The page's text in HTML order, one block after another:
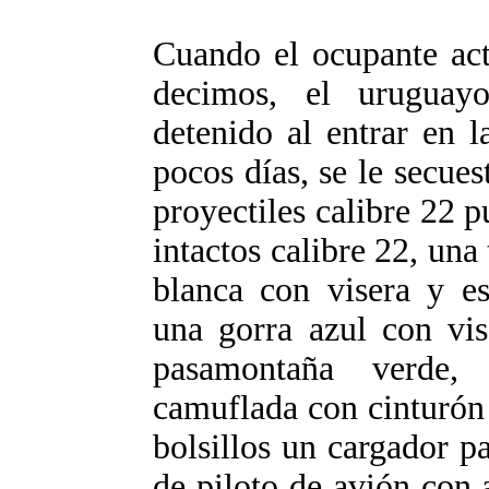
Cuando el ocupante
decimos, el
detenido al entrar en
pocos días, se le
proyectiles calibre 22
intactos calibre 22,
blanca con visera y
una gorra azul con
pasamontaña
camuflada con
bolsillos un cargador